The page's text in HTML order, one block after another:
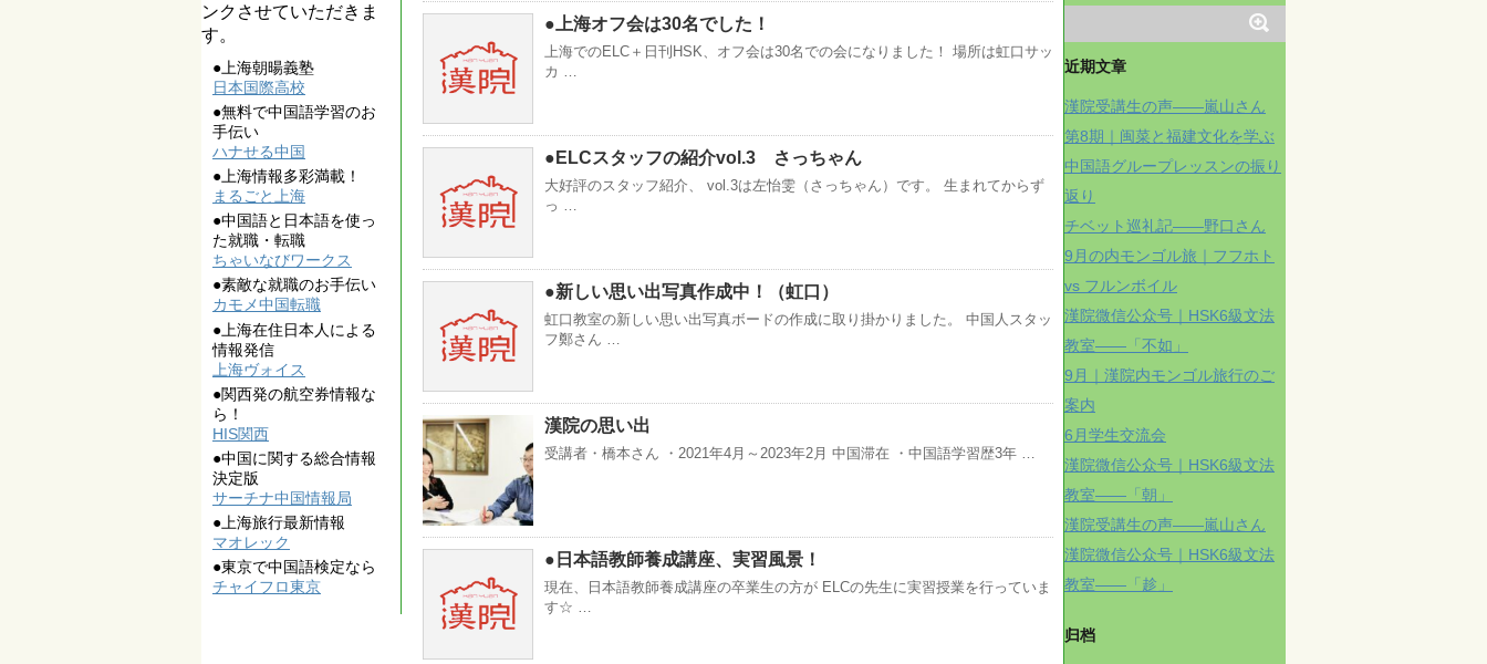
●上海オフ会は30名でした！
上海でのELC＋日刊HSK、オフ会は30名での会になりました！ 場所は虹口サッ
カ …
●ELCスタッフの紹介vol.3 さっちゃん
大好評のスタッフ紹介、 vol.3は左怡雯（さっちゃん）です。 生まれてからず
っ …
●新しい思い出写真作成中！（虹口）
虹口教室の新しい思い出写真ボードの作成に取り掛かりました。 中国人スタッ
フ鄭さん …
漢院の思い出
受講者・橋本さん ・2021年4月～2023年2月 中国滞在 ・中国語学習歴3年 …
●日本語教師養成講座、実習風景！
現在、日本語教師養成講座の卒業生の方が ELCの先生に実習授業を行っていま
す☆ …
近期文章
漢院受講生の声——嵐山さん
第8期｜闽菜と福建文化を学ぶ
中国語グループレッスンの振り
返り
チベット巡礼記——野口さん
9月の内モンゴル旅｜フフホト
vs フルンボイル
漢院微信公众号｜HSK6級文法
教室——「不如」
9月｜漢院内モンゴル旅行のご
案内
6月学生交流会
漢院微信公众号｜HSK6級文法
教室——「朝」
漢院受講生の声——嵐山さん
漢院微信公众号｜HSK6級文法
教室——「趁」
归档
ンクさせていただきま
す。
●上海朝暘義塾
日本国際高校
●無料で中国語学習のお
手伝い
ハナせる中国
●上海情報多彩満載！
まるごと上海
●中国語と日本語を使っ
た就職・転職
ちゃいなびワークス
●素敵な就職のお手伝い
カモメ中国転職
●上海在住日本人による
情報発信
上海ヴォイス
●関西発の航空券情報な
ら！
HIS関西
●中国に関する総合情報
決定版
サーチナ中国情報局
●上海旅行最新情報
マオレック
●東京で中国語検定なら
チャイフロ東京